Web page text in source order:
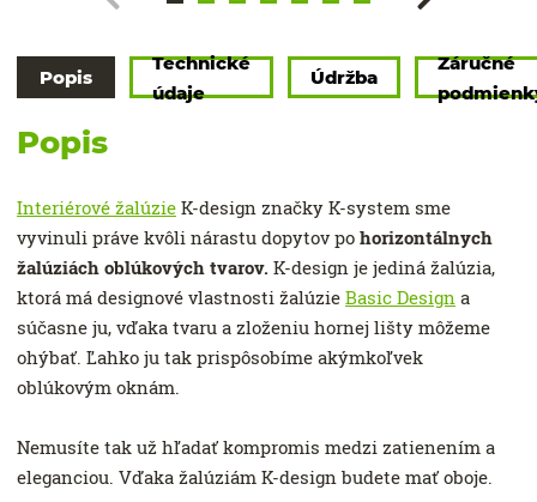
Popis
Technické
údaje
Údržba
Záručné
Popis
Interiérové žalúzie K-design značky K-system sme
vyvinuli práve kvôli nárastu dopytov po horizontálnych
žalúziách oblúkových tvarov. K-design je jediná žalúzia,
ktorá má designové vlastnosti žalúzie Basic Design a
súčasne ju, vďaka tvaru a zloženiu hornej lišty môžeme
ohýbať. Ľahko ju tak prispôsobíme akýmkoľvek
oblúkovým oknám.
Nemusíte tak už hľadať kompromis medzi zatienením a
eleganciou. Vďaka žalúziám K-design budete mať oboje.